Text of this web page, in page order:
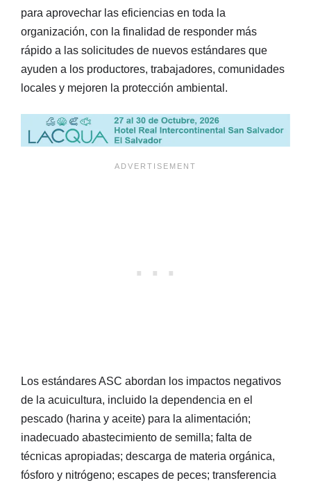
para aprovechar las eficiencias en toda la
organización, con la finalidad de responder más
rápido a las solicitudes de nuevos estándares que
ayuden a los productores, trabajadores, comunidades
locales y mejoren la protección ambiental.
Los estándares ASC abordan los impactos negativos
de la acuicultura, incluido la dependencia en el
pescado (harina y aceite) para la alimentación;
inadecuado abastecimiento de semilla; falta de
técnicas apropiadas; descarga de materia orgánica,
fósforo y nitrógeno; escapes de peces; transferencia